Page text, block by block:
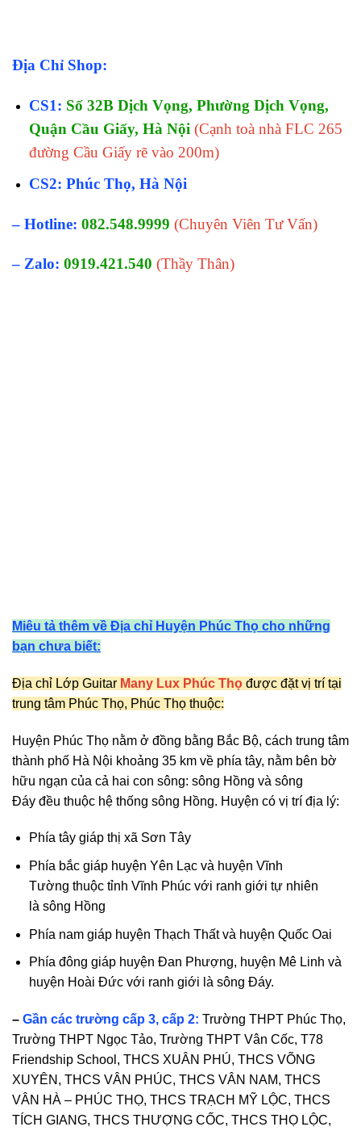
Địa Chỉ Shop:
CS1: Số 32B Dịch Vọng, Phường Dịch Vọng,
Quận Cầu Giấy, Hà Nội (Cạnh toà nhà FLC 265
đường Cầu Giấy rẽ vào 200m)
CS2: Phúc Thọ, Hà Nội
– Hotline: 082.548.9999 (Chuyên Viên Tư Vấn)
– Zalo: 0919.421.540 (Thầy Thân)
Miêu tả thêm về Địa chỉ Huyện Phúc Thọ cho những
bạn chưa biết:
Địa chỉ Lớp Guitar Many Lux Phúc Thọ được đặt vị trí tại
trung tâm Phúc Thọ, Phúc Thọ thuộc:
Huyện Phúc Thọ nằm ở đồng bằng Bắc Bộ, cách trung tâm
thành phố Hà Nội khoảng 35 km về phía tây, nằm bên bờ
hữu ngạn của cả hai con sông: sông Hồng và sông
Đáy đều thuộc hệ thống sông Hồng. Huyện có vị trí địa lý:
Phía tây giáp thị xã Sơn Tây
Phía bắc giáp huyện Yên Lạcvà huyện Vĩnh
Tường thuộc tỉnh Vĩnh Phúcvới ranh giới tự nhiên
là sông Hồng
Phía nam giáp huyện Thạch Thấtvà huyện Quốc Oai
Phía đông giáp huyện Đan Phượng, huyện Mê Linh và
huyện Hoài Đứcvới ranh giới là sông Đáy.
– Gần các trường cấp 3, cấp 2: Trường THPT Phúc Thọ,
Trường THPT Ngọc Tảo, Trường THPT Vân Cốc, T78
Friendship School, THCS XUÂN PHÚ, THCS VÕNG
XUYÊN, THCS VÂN PHÚC, THCS VÂN NAM, THCS
VÂN HÀ – PHÚC THỌ, THCS TRẠCH MỸ LỘC, THCS
TÍCH GIANG, THCS THƯỢNG CỐC, THCS THỌ LỘC,